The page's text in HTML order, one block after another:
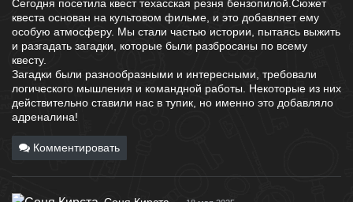
Сегодня посетила квест техасская резня бензопилой.Сюжет
квеста основан на культовом фильме, и это добавляет ему
особую атмосферу. Мы стали частью истории, пытаясь выжить
и разгадать загадки, которые были разбросаны по всему
квесту.
Загадки были разнообразными и интересными, требовали
логического мышления и командной работы. Некоторые из них
действительно ставили нас в тупик, но именно это добавляло
адреналина!
Комментировать